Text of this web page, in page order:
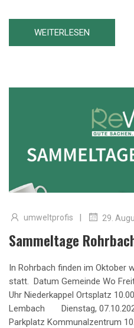
WEITERLESEN
umweltprofis | 29.
Sammeltage
In Rohrbach finden im Oktober
statt. Datum Gemeinde Wo
Uhr Niederkappel Ortsplatz
Lembach Dienstag,
Parkplatz Kommunalzentrum